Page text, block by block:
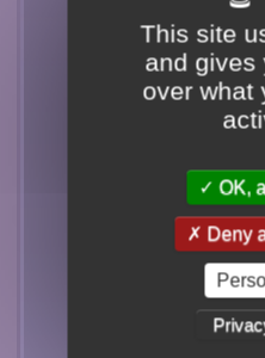
Eagle
Hawk
Harrier
Buzzard-Eagle
This site
and gives
over what
OK,
Deny